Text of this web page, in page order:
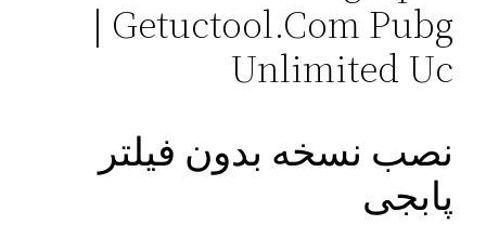
نصب نسخه بدون فیلتر
پابجی